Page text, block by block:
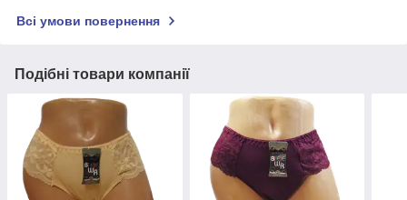
Всі умови повернення
Подібні товари компанії